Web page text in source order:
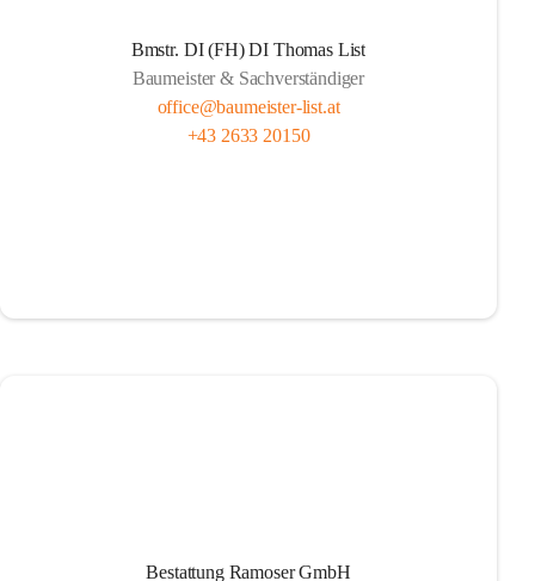
Bmstr. DI (FH) DI Thomas List
Baumeister & Sachverständiger
office@baumeister-list.at
+43 2633 20150
Bestattung Ramoser GmbH